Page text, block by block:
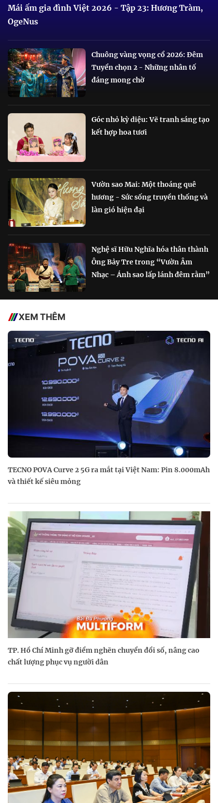
Mái ấm gia đình Việt 2026 - Tập 23: Hương Tràm,
OgeNus
Chuông vàng vọng cổ 2026: Đêm
Tuyển chọn 2 - Những nhân tố
đáng mong chờ
Góc nhỏ kỳ diệu: Vẽ tranh sáng tạo
kết hợp hoa tươi
Vườn sao Mai: Một thoáng quê
hương - Sức sống truyền thống và
làn gió hiện đại
Nghệ sĩ Hữu Nghĩa hóa thân thành
Ông Bảy Tre trong “Vườn Âm
Nhạc – Ánh sao lấp lánh đêm rằm”
XEM THÊM
TECNO POVA Curve 2 5G ra mắt tại Việt Nam: Pin 8.000mAh
và thiết kế siêu mỏng
TP. Hồ Chí Minh gỡ điểm nghẽn chuyển đổi số, nâng cao
chất lượng phục vụ người dân